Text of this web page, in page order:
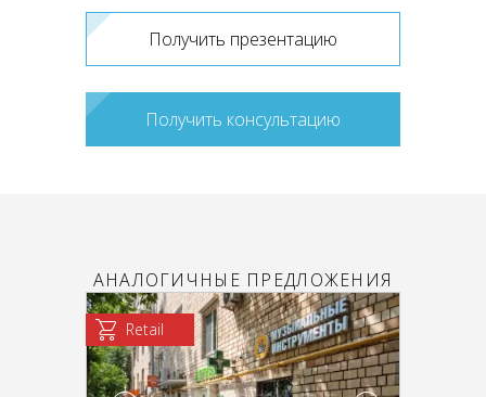
Получить презентацию
Получить консультацию
АНАЛОГИЧНЫЕ ПРЕДЛОЖЕНИЯ
Retail